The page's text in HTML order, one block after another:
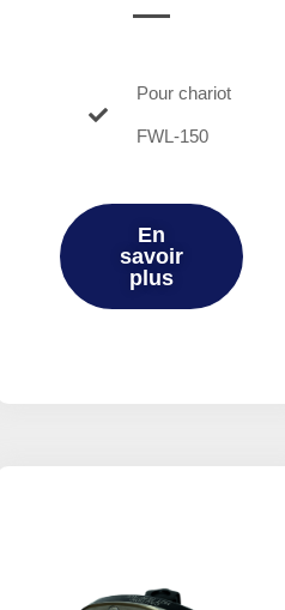
Pour chariot
FWL-150
En
savoir
plus